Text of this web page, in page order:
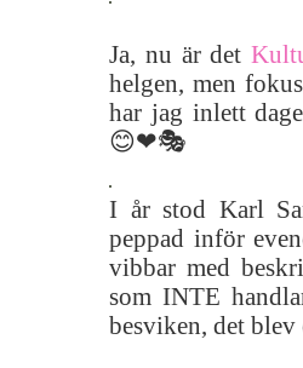
Ja, nu är det
helgen, men
har jag inlett
😊❤🎭
I år stod Karl
peppad inför
vibbar med
som INTE
besviken, det